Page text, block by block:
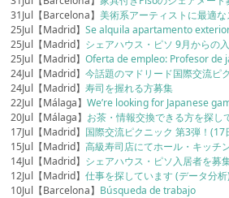
31Jul【Barcelona】美術系アーティストに最適
25Jul【Madrid】Se alquila apartamento
25Jul【Madrid】 シェアハウス・ピソ 9月からの
25Jul【Madrid】Oferta de empleo: Profesor de
24Jul【Madrid】今話題のマドリード国際交流ピ
24Jul【Madrid】寿司を握れる方募集
22Jul【Málaga】We’re looking for Japanese
20Jul【Málaga】 お茶・情報交換できる方を探し
17Jul【Madrid】 国際交流ピクニック 第3弾！(17
15Jul【Madrid】高級寿司店にてホール・キッチ
14Jul【Madrid】 シェアハウス・ピソ入居者を募
12Jul【Madrid】仕事を探しています (データ分
10Jul【Barcelona】 Búsqueda de trabajo